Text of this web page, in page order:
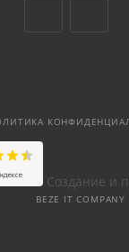
Создание и
BEZE IT COMPANY